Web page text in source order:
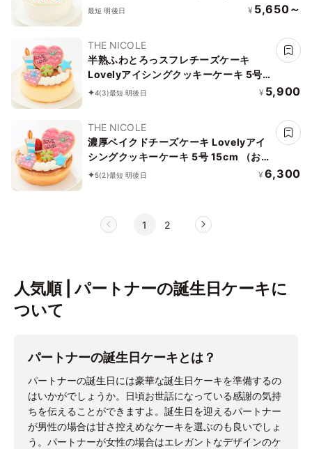
グセットです） ＊アイシングデコ当日
最短 明後日 ¥ 5,650～
THE NICOLE
半熟ふわとろっスフレチーズケーキ
Lovelyアイシングクッキーケーキ 5号
15cm （お得なアイシングセットです）
4(3)最短 明後日 ¥ 5,900
THE NICOLE
濃厚ベイクドチーズケーキ Lovelyアイ
シングクッキーケーキ 5号 15cm （お得
なアイシングセットです） ＊アイシン
5(2)最短 明後日 ¥ 6,300
1 2
人気順 | パートナーの誕生日ケーキに
ついて
パートナーの誕生日ケーキとは？
パートナーの誕生日には豪華な誕生日ケーキを準備するの
はいかがでしょうか。日頃お世話になっている感謝の気持
ちを伝えることができますよ。誕生日を迎えるパートナー
が男性の場合は甘さ控えめなケーキを選ぶのも良いでしょ
う。パートナーが女性の場合はエレガントなデザインのケ